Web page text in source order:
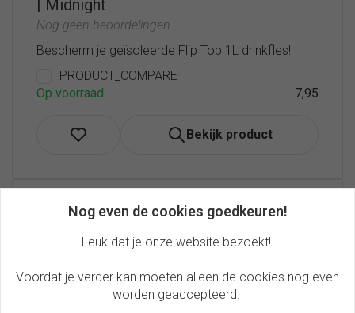
| Midnight
Nog geen beoordelingen
Bescherm je geïsoleerde Flip Top 1L drinkfles!
PRODUCT_COMPARE
Op voorraad
7,95
Bekijk product
Nog even de cookies goedkeuren!
Leuk dat je onze website bezoekt!
Voordat je verder kan moeten alleen de cookies nog even
worden geaccepteerd.